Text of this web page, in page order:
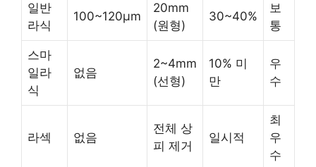
일반
라식
100~120μm
20mm
(원형)
30~40%
보
통
스마
일라
식
없음
2~4mm
(선형)
10% 미
만
우
수
라섹 없음
전체 상
피 제거
일시적
최
우
수